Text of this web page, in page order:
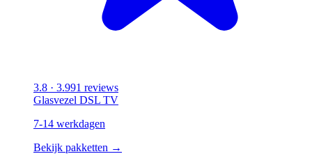
3.8 · 3.991 reviews
Glasvezel DSL TV
7-14 werkdagen
Bekijk pakketten →